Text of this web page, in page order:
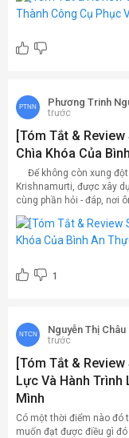
PTNN Phương Trinh
trước
[Tóm Tắt &
Chìa Khóa Của
Để không còn xung đột
Krishnamurti, được xây
cùng phần hỏi - đáp, nơi
1
NTCN Nguyễn Thị Châu
trước
[Tóm Tắt &
Lực Và Hành Trình
Mình
Có một thời điểm nào đó
muốn đạt được điều gì